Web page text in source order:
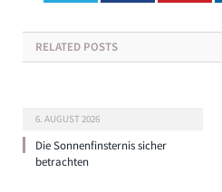
RELATED POSTS
6. AUGUST 2026
Die Sonnenfinsternis sicher
betrachten